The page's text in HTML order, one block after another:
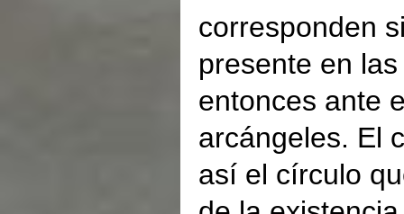
corresponden
presente en
entonces ante
arcángeles. El
así el círculo